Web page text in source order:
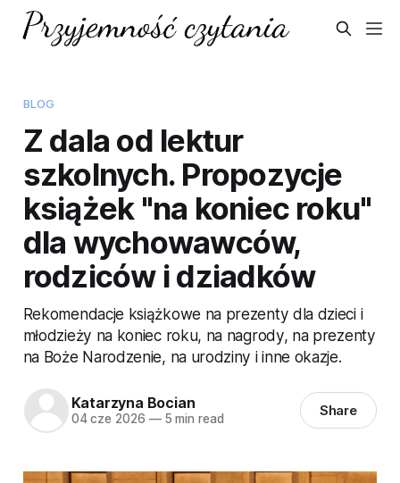
BLOG
Z dala od lektur
szkolnych. Propozycje
książek "na koniec roku"
dla wychowawców,
rodziców i dziadków
Rekomendacje książkowe na prezenty dla dzieci i
młodzieży na koniec roku, na nagrody, na prezenty
na Boże Narodzenie, na urodziny i inne okazje.
Katarzyna Bocian
04 cze 2026 —5 min read Share